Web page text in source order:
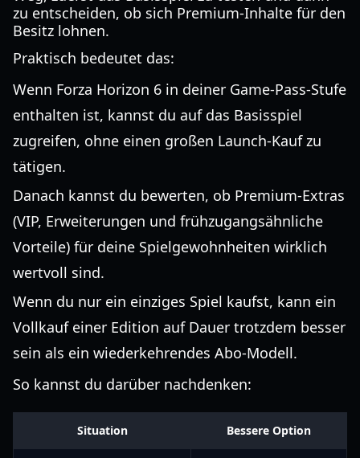
zu entscheiden, ob sich Premium-Inhalte für den
Besitz lohnen.
Praktisch bedeutet das:
Wenn Forza Horizon 6 in deiner Game-Pass-Stufe
enthalten ist, kannst du auf das Basisspiel
zugreifen, ohne einen großen Launch-Kauf zu
tätigen.
Danach kannst du bewerten, ob Premium-Extras
(VIP, Erweiterungen und frühzugangsähnliche
Vorteile) für deine Spielgewohnheiten wirklich
wertvoll sind.
Wenn du nur ein einziges Spiel kaufst, kann ein
Vollkauf einer Edition auf Dauer trotzdem besser
sein als ein wiederkehrendes Abo-Modell.
So kannst du darüber nachdenken:
Situation Bessere Option